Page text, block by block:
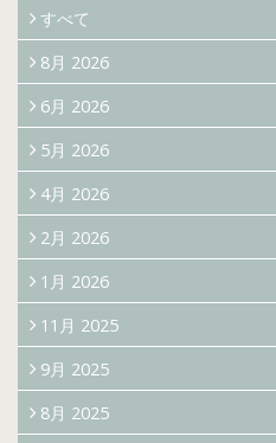
すべて
8月 2026
6月 2026
5月 2026
4月 2026
2月 2026
1月 2026
11月 2025
9月 2025
8月 2025